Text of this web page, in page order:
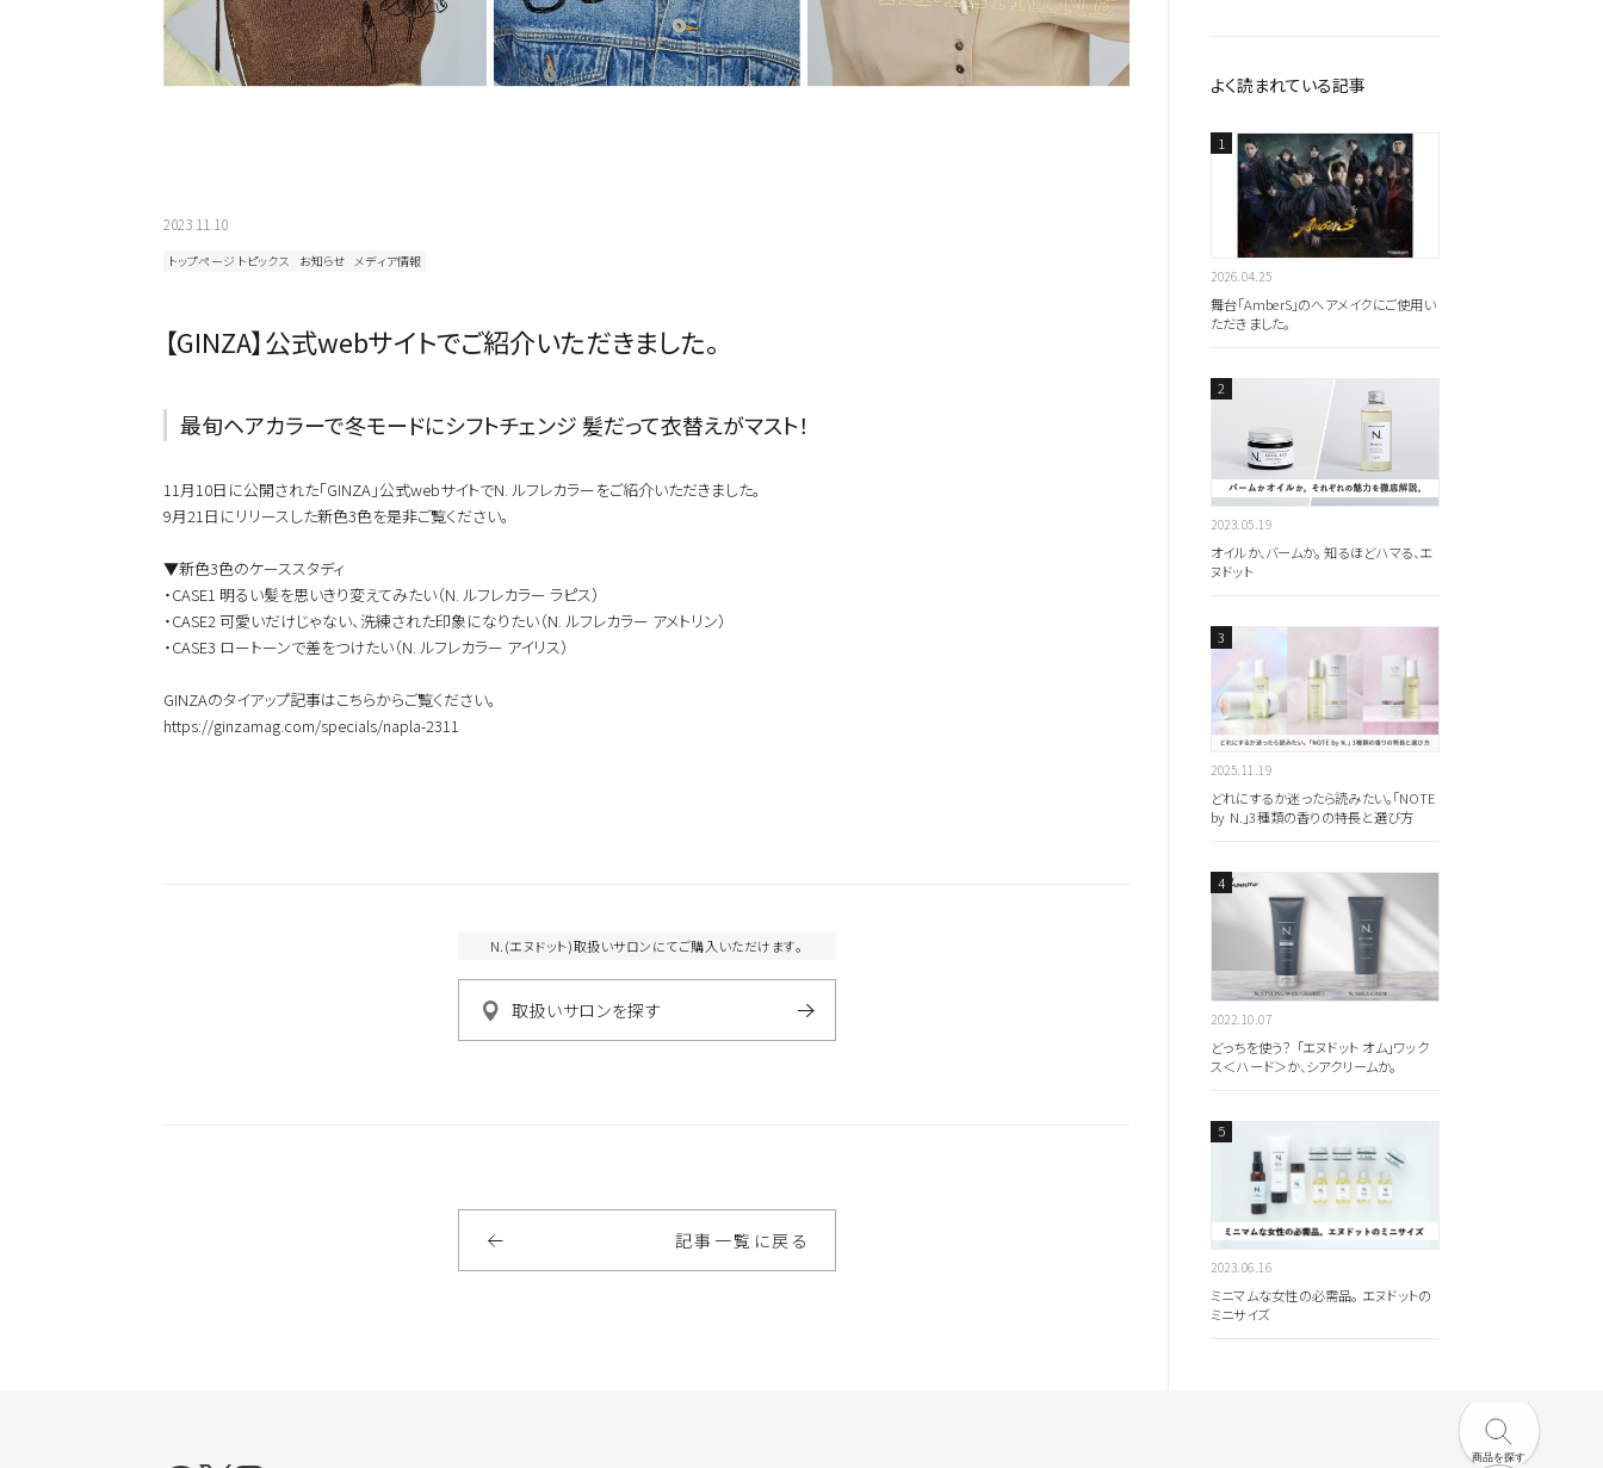
スタイリング
シャンプー＆
トリートメント
おすすめキーワードから探す
お試しサイズあり
ウェット
オイル
よく検索されるキーワードから探す
オーガニック植物成分配合
お買い求めの際はお近くの取扱いサロンへお問い合わせください。
【GINZA】公式webサイトでご紹介いただきました。
トップページ トピックス お知らせ メディア情報
2023.11.10
最旬ヘアカラーで冬モードにシフトチェンジ 髪だって衣替えがマスト！
11月10日に公開された「GINZA」公式webサイトでN. ルフレカラーをご紹介いただきました。
9月21日にリリースした新色3色を是非ご覧ください。
▼新色3色のケーススタディ
・CASE1 明るい髪を思いきり変えてみたい（N. ルフレカラー ラピス）
・CASE2 可愛いだけじゃない、洗練された印象になりたい（N. ルフレカラー アメトリン）
・CASE3 ロートーンで差をつけたい（N. ルフレカラー アイリス）
GINZAのタイアップ記事はこちらからご覧ください。
https://ginzamag.com/specials/napla-2311
N.(エヌドット)取扱いサロンにてご購入いただけます。
取扱いサロンを探す
記事一覧に戻る
よく読まれている記事
2026.04.25
舞台「AmberS」のヘアメイクにご使用い
ただきました。
2023.05.19
オイルか、バームか。 知るほどハマる、エ
ヌドット
2025.11.19
どれにするか迷ったら読みたい。「NOTE
by N.」3種類の香りの特長と選び方
2022.10.07
どっちを使う？ 「エヌドット オム」ワック
ス＜ハード＞か、シアクリームか。
2023.06.16
ミニマムな女性の必需品。 エヌドットの
ミニサイズ
商品を探す